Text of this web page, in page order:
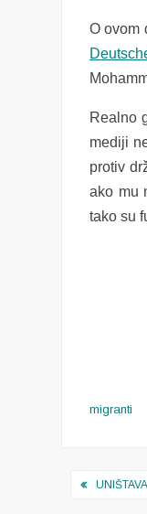
O ovom
Realno
mediji
protiv
ako mu
tako su
migranti